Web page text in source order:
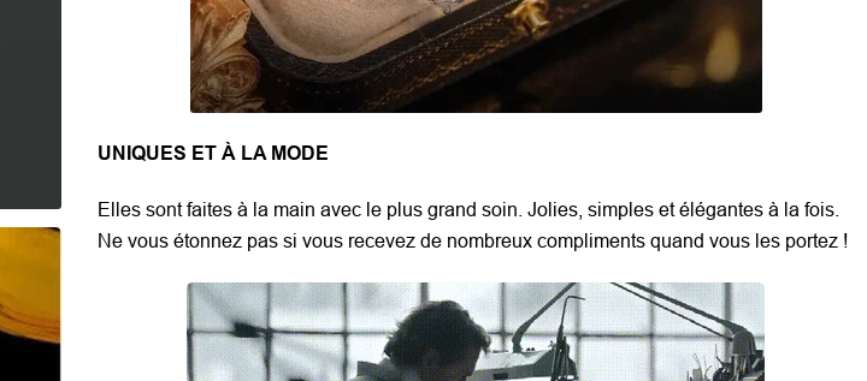
UNIQUES ET À LA MODE
Elles sont faites à la main avec le plus grand soin. Jolies, simples et élégantes à la fois.
Ne vous étonnez pas si vous recevez de nombreux compliments quand vous les portez !